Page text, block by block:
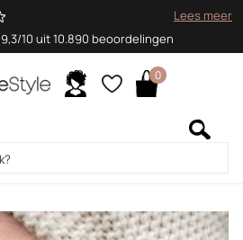
9,3/10 uit 10.890 beoordelingen
Lees meer
0